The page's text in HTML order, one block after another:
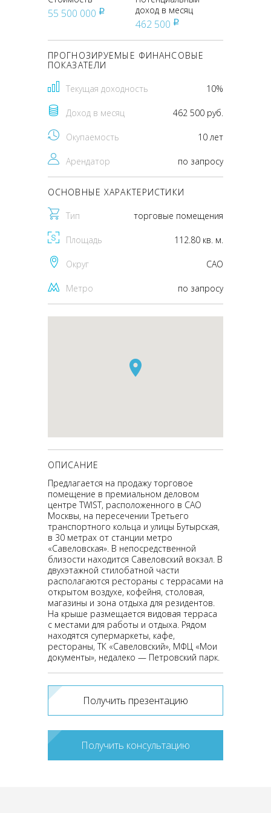
55 500 000 pуб
доход в месяц
462 500 pуб
ПРОГНОЗИРУЕМЫЕ ФИНАНСОВЫЕ
ПОКАЗАТЕЛИ
Текущая доходность 10%
Доход в месяц 462 500 руб.
Окупаемость 10 лет
Арендатор по запросу
ОСНОВНЫЕ ХАРАКТЕРИСТИКИ
Тип торговые помещения
Площадь 112.80 кв. м.
Округ CАО
Метро по запросу
ОПИСАНИЕ
Предлагается на продажу торговое
помещение в премиальном деловом
центре TWIST, расположенного в САО
Москвы, на пересечении Третьего
транспортного кольца и улицы Бутырская,
в 30 метрах от станции метро
«Савеловская». В непосредственной
близости находится Савеловский вокзал. В
двухэтажной стилобатной части
располагаются рестораны с террасами на
открытом воздухе, кофейня, столовая,
магазины и зона отдыха для резидентов.
На крыше размещается видовая терраса
с местами для работы и отдыха. Рядом
находятся супермаркеты, кафе,
рестораны, ТК «Савеловский», МФЦ «Мои
документы», недалеко — Петровский парк.
Получить презентацию
Получить консультацию